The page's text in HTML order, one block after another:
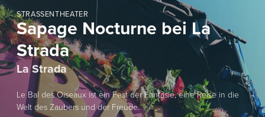
STRASSENTHEATER
Sapage Nocturne bei La
Strada
La Strada
Le Bal des Oiseaux ist ein Fest der Fantasie, eine Reise in die
Welt des Zaubers und der Freude.